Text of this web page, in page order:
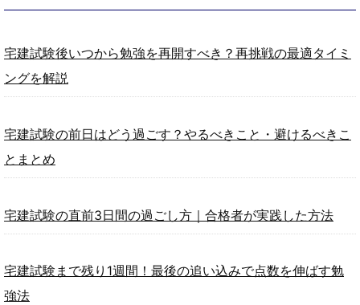
宅建試験後いつから勉強を再開すべき？再挑戦の最適タイミ
ングを解説
宅建試験の前日はどう過ごす？やるべきこと・避けるべきこ
とまとめ
宅建試験の直前3日間の過ごし方｜合格者が実践した方法
宅建試験まで残り1週間！最後の追い込みで点数を伸ばす勉
強法